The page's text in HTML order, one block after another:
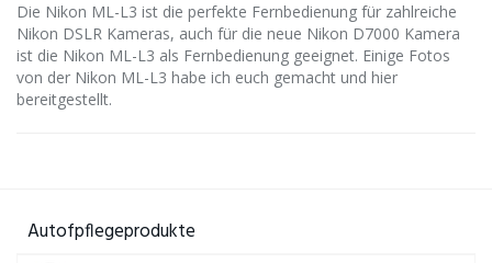
Die Nikon ML-L3 ist die perfekte Fernbedienung für zahlreiche
Nikon DSLR Kameras, auch für die neue Nikon D7000 Kamera
ist die Nikon ML-L3 als Fernbedienung geeignet. Einige Fotos
von der Nikon ML-L3 habe ich euch gemacht und hier
bereitgestellt.
Autofpflegeprodukte